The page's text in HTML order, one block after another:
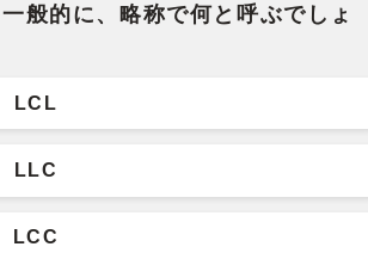
般的に、略称で何と呼ぶでしょ
LCL
LLC
LCC